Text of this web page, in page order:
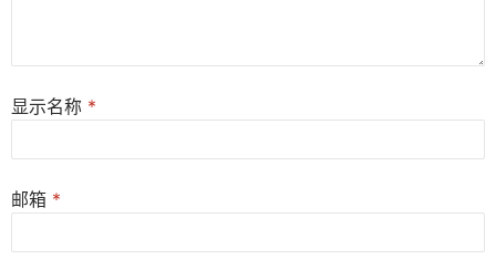
显示名称 *
邮箱 *